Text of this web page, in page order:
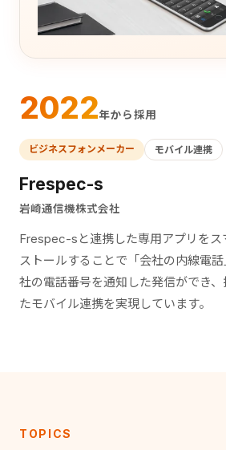
2022年から採用
ビジネスフォンメーカー モバイル連携
Frespec-s
岩崎通信機株式会社
Frespec-sと連携した専用アプリをス
ストールすることで「会社の内線電
社の電話番号を通知した発信ができ
たモバイル連携を実現しています。
TOPICS